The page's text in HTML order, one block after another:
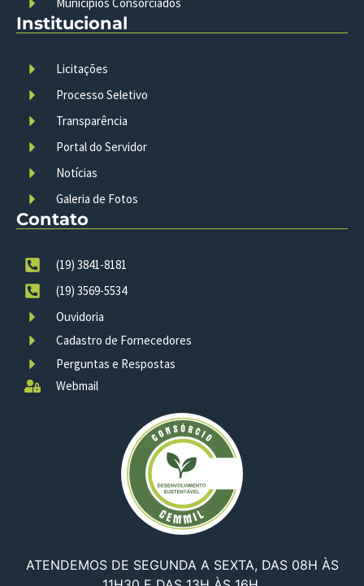
ATENDEMOS DE SEGUNDA A SEXTA, DAS 08H ÀS
Institucional
Licitações
Processo Seletivo
Transparência
Portal do Servidor
Notícias
Galeria de Fotos
Contato
(19) 3841-8181
(19) 3569-5534
Ouvidoria
Cadastro de Fornecedores
Perguntas e Respostas
Webmail